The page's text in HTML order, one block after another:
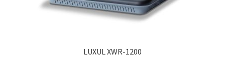
LUXUL XWR-1200